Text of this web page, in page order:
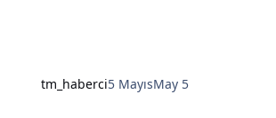
tm_haberci5 MayısMay 5